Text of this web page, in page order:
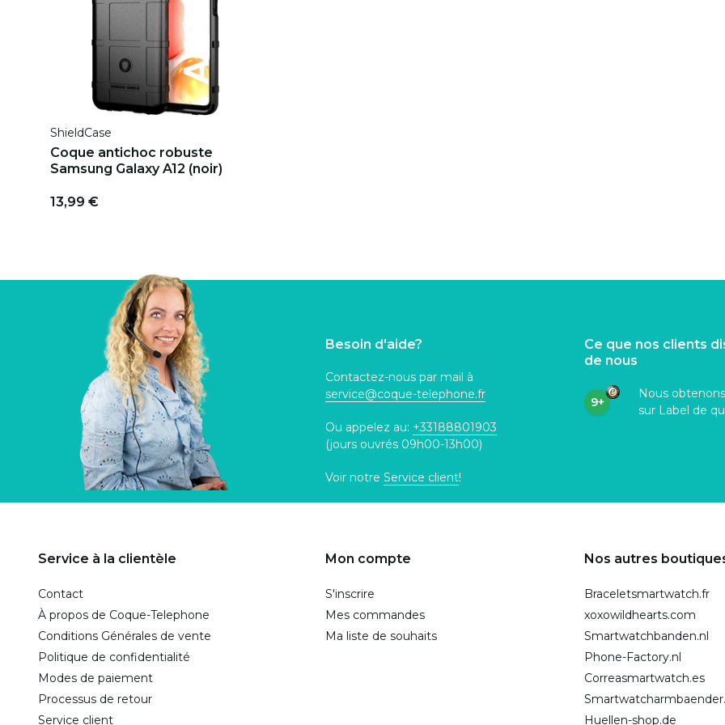
ShieldCase
Coque antichoc robuste
Samsung Galaxy A12 (noir)
13,99 €
Besoin d'aide?
Contactez-nous par mail à
service@coque-telephone.fr
Ou appelez au: +33188801903
(jours ouvrés 09h00-13h00)
Voir notre Service client!
Ce que nos clients
de nous
9+
Nous obtenons
sur Label de
Service à la clientèle
Contact
À propos de Coque-Telephone
Conditions Générales de vente
Politique de confidentialité
Modes de paiement
Processus de retour
Service client
Mon compte
S'inscrire
Mes commandes
Ma liste de souhaits
Nos autres
Braceletsmartwatch.fr
xoxowildhearts.com
Smartwatchbanden.nl
Phone-Factory.nl
Correasmartwatch.es
Huellen-shop.de